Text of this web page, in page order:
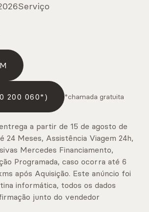
Serviço
200 060*) *chamada gratuita
a partir de 15 de agosto de
24 Meses, Assistência Viagem 24h,
Mercedes Financiamento,
Programada, caso ocorra até 6
após Aquisição. Este anúncio foi
informática, todos os dados
junto do vendedor